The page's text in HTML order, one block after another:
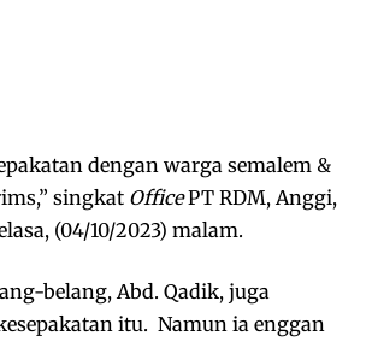
dengan warga semalem &
singkat OfficePT RDM, Anggi,
(04/10/2023) malam.
belang, Abd. Qadik, juga
itu. Namun ia enggan